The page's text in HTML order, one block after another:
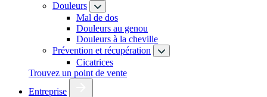
Douleurs
Mal de dos
Douleurs au genou
Douleurs à la cheville
Prévention et récupération
Cicatrices
Trouvez un point de vente
Entreprise